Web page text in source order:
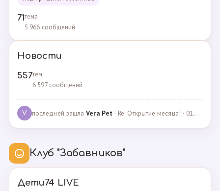
71тема
5 966 сообщений
Новости
557тем
6 597 сообщений
V последней зашлаVera Pet · Re: Открытие месяца! · 01.04.2021
Клуб "Забавников"
Дети74 LIVE